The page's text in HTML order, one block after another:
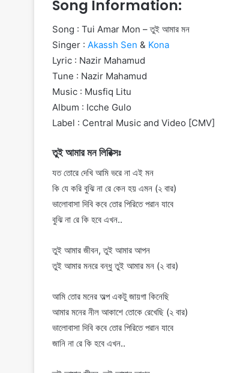
Song Information:
Song : Tui Amar Mon – তুই আমার মন
Singer : Akassh Sen & Kona
Lyric : Nazir Mahamud
Tune : Nazir Mahamud
Music : Musfiq Litu
Album : Icche Gulo
Label : Central Music and Video [CMV]
তুই আমার মন লিরিক্সঃ
যত তোরে দেখি আমি ভরে না এই মন
কি যে করি বুঝি না রে কেন হয় এমন (২ বার)
ভালোবাসা দিবি কবে তোর পিরিতে পরান যাবে
বুঝি না রে কি হবে এখন..
তুই আমার জীবন, তুই আমার আপন
তুই আমার মনরে বন্ধু তুই আমার মন (২ বার)
আমি তোর মনের অল্প একটু জায়গা কিনেছি
আমার মনের নীল আকাশে তোকে রেখেছি (২ বার)
ভালোবাসা দিবি কবে তোর পিরিতে পরান যাবে
জানি না রে কি হবে এখন..